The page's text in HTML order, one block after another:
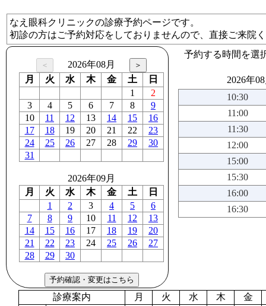
なえ眼科クリニックの診療予約ページです。
初診の方はご予約対応をしておりませんので、直接ご来院
2026年08月
月
火 水 木 金 土
日
1
2
3
4 5 6 7 8
9
10
11 12 13 14 15
16
17
18 19 20 21 22
23
24
25 26 27 28 29
30
31
2026年09月
月
火 水 木 金 土
日
1
2 3 4 5
6
7
8 9 10 11 12
13
14
15 16 17 18 19
20
21
22 23 24 25 26
27
28
29 30
予約する時間を選
2026年
10:30
11:00
11:30
12:00
15:00
15:30
16:00
16:30
診療案内 月 火 水 木
金